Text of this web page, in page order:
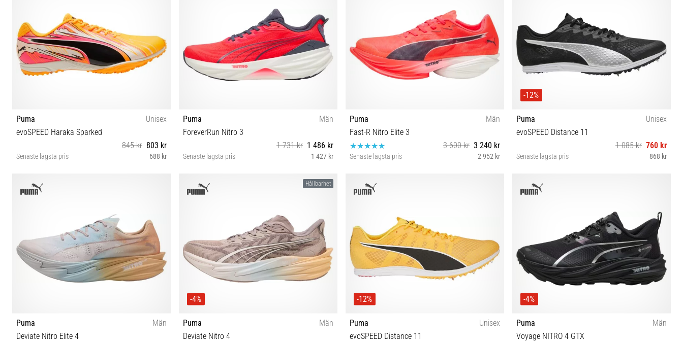
Puma
Unisex
evoSPEED Haraka Sparked
845 kr 803 kr
Senaste lägsta pris 688 kr
Puma
Män
ForeverRun Nitro 3
1 731 kr 1 486 kr
Senaste lägsta pris 1 427 kr
Puma
Män
Fast-R Nitro Elite 3
3 600 kr 3 240 kr
Senaste lägsta pris 2 952 kr
41 42 42½ 43 44 44½ 45 46 47 48½
-12%
Puma
Unisex
evoSPEED Distance 11
1 085 kr 760 kr
Senaste lägsta pris 868 kr
36 37 37½ 38 38½ 39 40 40½ 42 42½ 43 44 44½ 45
Puma
Män
Deviate Nitro Elite 4
Hållbarhet
-4%
Puma
Män
Deviate Nitro 4
-12%
Puma
Unisex
evoSPEED Distance 11
-4%
Puma
Män
Voyage NITRO 4 GTX